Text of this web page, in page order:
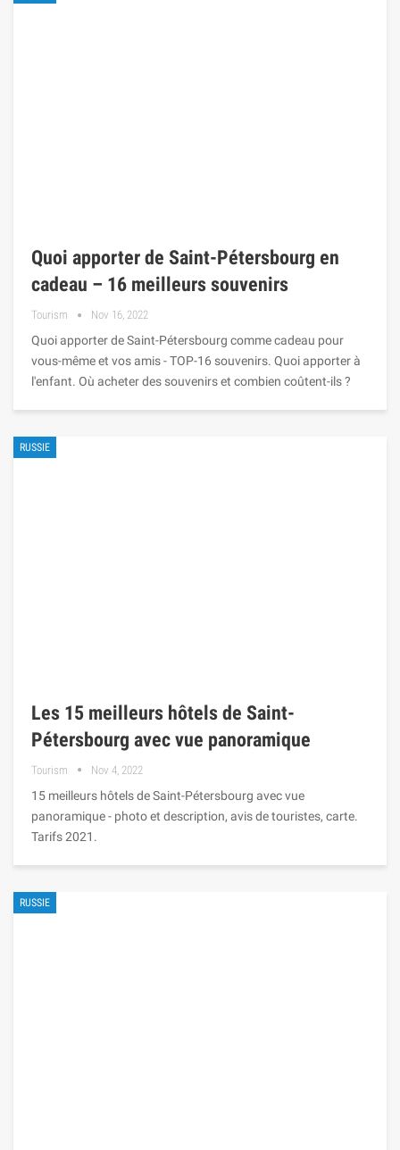
Quoi apporter de Saint-Pétersbourg en
cadeau – 16 meilleurs souvenirs
Tourism Nov 16, 2022
Quoi apporter de Saint-Pétersbourg comme cadeau pour
vous-même et vos amis - TOP-16 souvenirs. Quoi apporter à
l'enfant. Où acheter des souvenirs et combien coûtent-ils ?
RUSSIE
Les 15 meilleurs hôtels de Saint-
Pétersbourg avec vue panoramique
Tourism Nov 4, 2022
15 meilleurs hôtels de Saint-Pétersbourg avec vue
panoramique - photo et description, avis de touristes, carte.
Tarifs 2021.
RUSSIE